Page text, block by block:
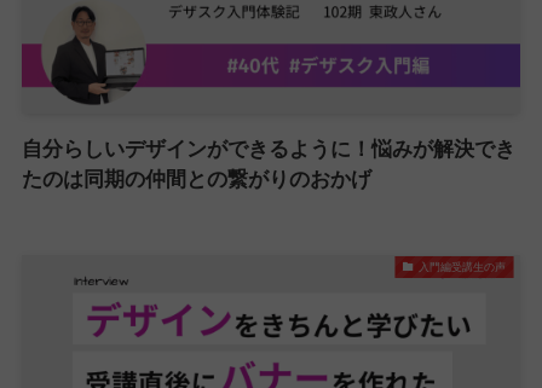
自分らしいデザインができるように！悩みが解決でき
たのは同期の仲間との繋がりのおかげ
入門編受講生の声